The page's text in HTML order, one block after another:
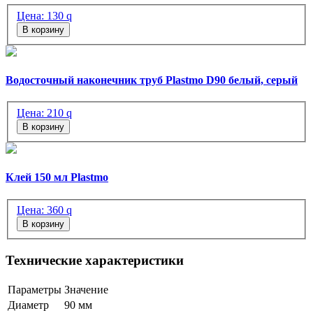
Цена: 130 q
В корзину
Водосточный наконечник труб Plastmo D90 белый, серый
Цена: 210 q
В корзину
Клей 150 мл Plastmo
Цена: 360 q
В корзину
Технические характеристики
Параметры Значение
Диаметр
90 мм